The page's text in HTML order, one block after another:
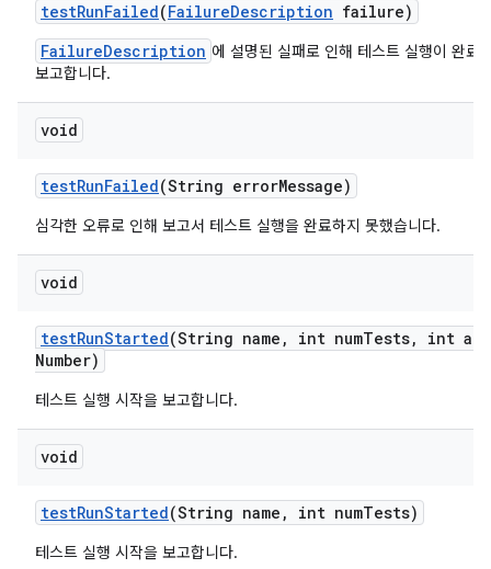
testRunFailed(FailureDescription failure)
FailureDescription 에 설명된 실패로 인해 테스트 실행이 완료
보고합니다.
void
testRunFailed(String errorMessage)
심각한 오류로 인해 보고서 테스트 실행을 완료하지 못했습니다.
void
testRunStarted(String name , int numTests,
int
Number)
테스트 실행 시작을 보고합니다.
void
testRunStarted(String name , int numTests)
테스트 실행 시작을 보고합니다.